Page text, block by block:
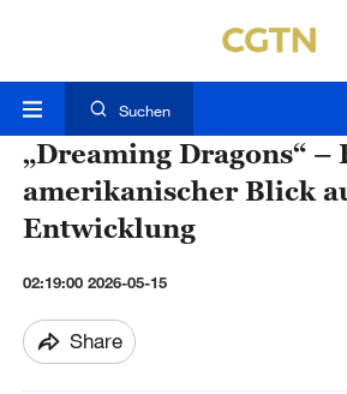
Suchen
„Dreaming Dragons“ –
amerikanischer Blick
Entwicklung
02:19:00 2026-05-15
Share